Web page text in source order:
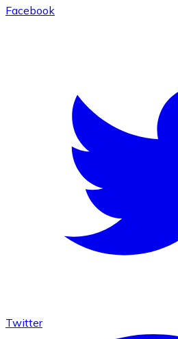
Facebook
Twitter